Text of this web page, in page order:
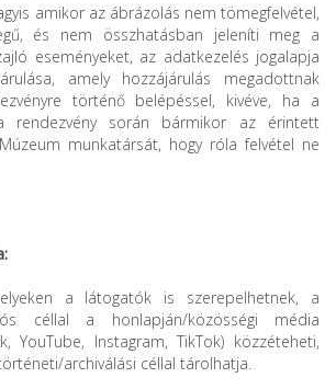
amikor az ábrázolás nem tömegfelvétel,
és nem összhatásban jeleníti meg a
eseményeket, az adatkezelés jogalapja
amely hozzájárulás megadottnak
történő belépéssel, kivéve, ha a
rendezvény során bármikor az érintett
munkatársát, hogy róla felvétel ne
a látogatók is szerepelhetnek, a
céllal a honlapján/közösségi média
YouTube, Instagram, TikTok) közzéteheti,
archiválási céllal tárolhatja.